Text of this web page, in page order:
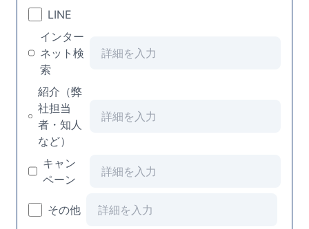
LINE
インター
ネット検
索
紹介（弊
社担当
者・知人
など）
キャン
ペーン
その他